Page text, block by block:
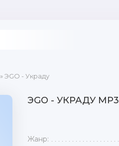
» ЭGO - Украду
ЭGO - УКРАДУ MP3
Жанр: